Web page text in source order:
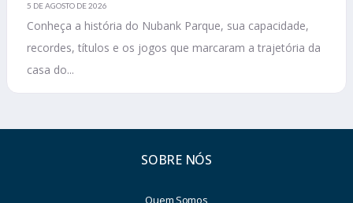
5 DE AGOSTO DE 2026
Conheça a história do Nubank Parque, sua capacidade,
recordes, títulos e os jogos que marcaram a trajetória da
casa do...
SOBRE NÓS
Quem Somos